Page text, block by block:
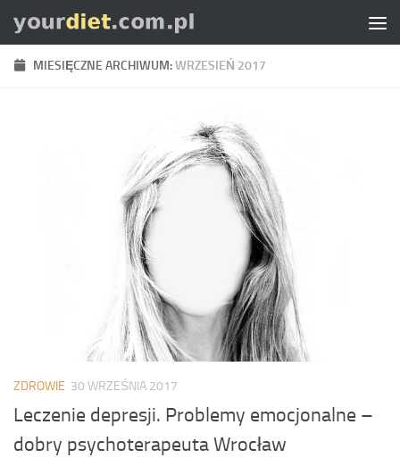
Skip to content
MIESIĘCZNE ARCHIWUM:WRZESIEŃ 2017
ZDROWIE 30 WRZEŚNIA 2017
Leczenie depresji. Problemy emocjonalne –
dobry psychoterapeuta Wrocław